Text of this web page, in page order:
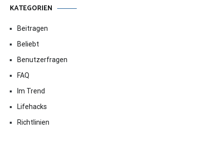
KATEGORIEN
Beitragen
Beliebt
Benutzerfragen
FAQ
Im Trend
Lifehacks
Richtlinien